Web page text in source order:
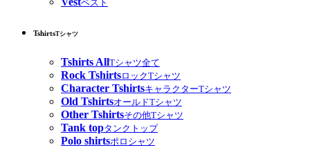
ベスト
TshirtsTシャツ
Tshirts AllTシャツ全て
Rock TshirtsロックTシャツ
Character TshirtsキャラクターTシャツ
Old TshirtsオールドTシャツ
Other Tshirtsその他Tシャツ
Tank topタンクトップ
Polo shirtsポロシャツ